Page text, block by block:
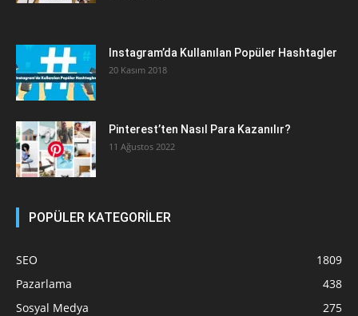
Instagram’da Kullanılan Popüler Hashtagler
20 Kasım 2018
Pinterest’ten Nasıl Para Kazanılır?
11 Ağustos 2022
POPÜLER KATEGORİLER
SEO
1809
Pazarlama
438
Sosyal Medya
275